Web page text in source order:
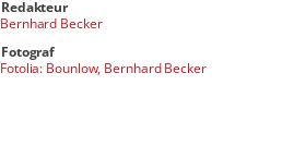
Redakteur
Bernhard Becker
Fotograf
Fotolia: Bounlow, Bernhard Becker